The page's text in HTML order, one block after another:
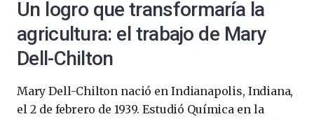
Un logro que transformaría la
agricultura: el trabajo de Mary
Dell-Chilton
Mary Dell-Chilton nació en Indianapolis, Indiana,
el 2 de febrero de 1939. Estudió Química en la